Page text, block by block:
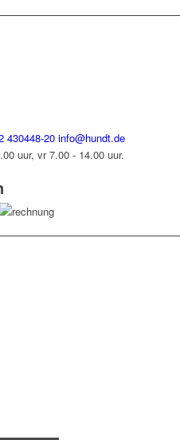
430448-20 info@hundt.de
uur, vr 7.00 - 14.00 uur.